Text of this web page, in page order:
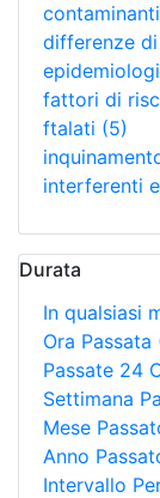
differenze
fattori di
ftalati (5)
interferenti
Durata
In qualsiasi
Ora Passata
Passate 24
Settimana
Mese
Anno
Intervallo